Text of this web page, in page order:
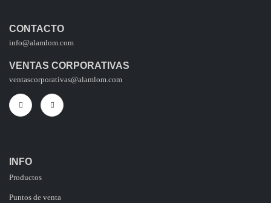
CONTACTO
info@alamlom.com
VENTAS CORPORATIVAS
ventascorporativas@alamlom.com
INFO
Productos
Puntos de venta